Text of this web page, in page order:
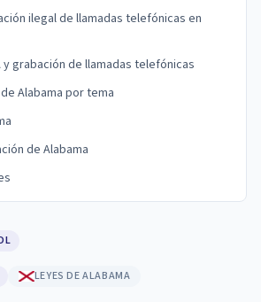
ilegal de llamadas telefónicas en
y grabación de llamadas telefónicas
Alabama por tema
de Alabama
LEYES DE ALABAMA